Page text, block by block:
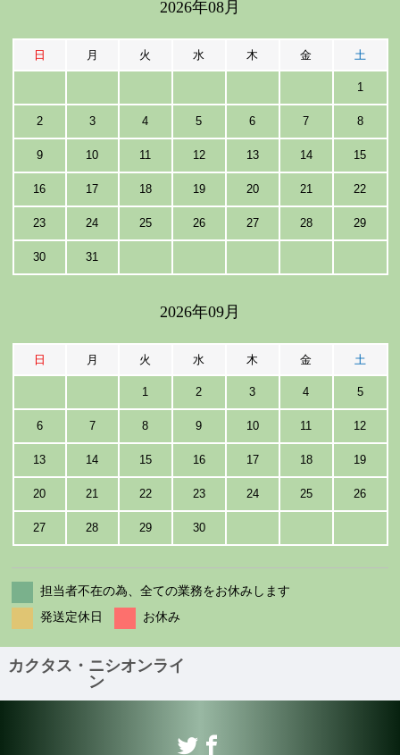
2026年08月
日 月 火 水 木 金 土
1
2 3 4 5 6 7 8
9 10 11 12 13 14 15
16 17 18 19 20 21 22
23 24 25 26 27 28 29
30 31
2026年09月
日 月 火 水 木 金 土
1 2 3 4 5
6 7 8 9 10 11 12
13 14 15 16 17 18 19
20 21 22 23 24 25 26
27 28 29 30
担当者不在の為、全ての業務をお休みします
発送定休日
お休み
カクタス・ニシオンライ
ン